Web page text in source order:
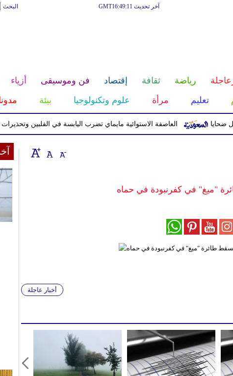
البحث آخر تحديث GMT16:49:11
رياضة ثقافة إقتصاد فن وموسيقى أزياء
تعليم مرأة علوم وتكنولوجيا بيئة
العاصفة الاستوائية مايماي تضرب اليابسة في الفلبين وتحذيرات من
"ميغ" في كفرنبودة في حماه‏
أخبار عاجلة